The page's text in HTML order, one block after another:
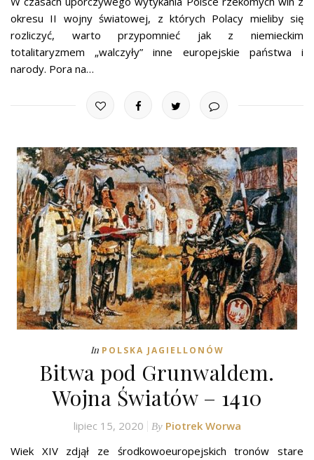
okresu II wojny światowej, z których Polacy mieliby się
rozliczyć, warto przypomnieć jak z niemieckim
totalitaryzmem „walczyły” inne europejskie państwa i
narody. Pora na…
In POLSKA JAGIELLONÓW
Bitwa pod Grunwaldem.
Wojna Światów – 1410
lipiec 15, 2020 By Piotrek Worwa
Wiek XIV zdjął ze środkowoeuropejskich tronów stare